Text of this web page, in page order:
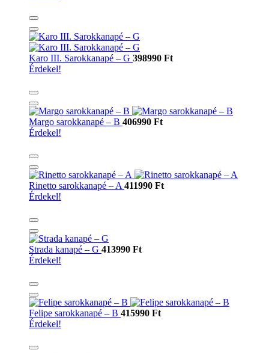
Karo III. Sarokkanapé – G 398990 Ft
Érdekel!
Margo sarokkanapé – B 406990 Ft
Érdekel!
Rinetto sarokkanapé – A 411990 Ft
Érdekel!
Strada kanapé – G 413990 Ft
Érdekel!
Felipe sarokkanapé – B 415990 Ft
Érdekel!